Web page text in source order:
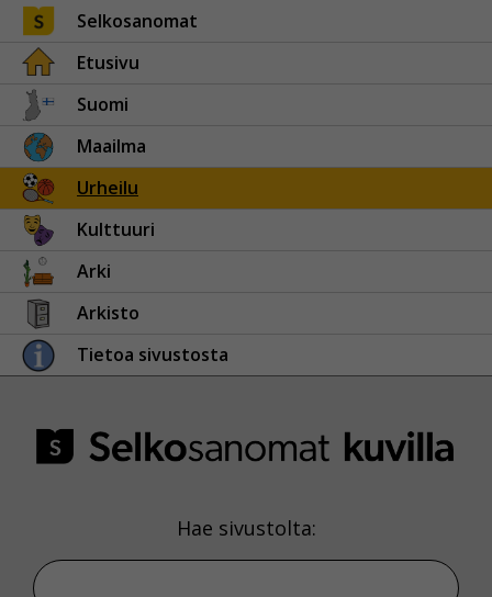
Selkosanomat
Etusivu
Suomi
Maailma
Urheilu
Kulttuuri
Arki
Arkisto
Tietoa sivustosta
Hae sivustolta: